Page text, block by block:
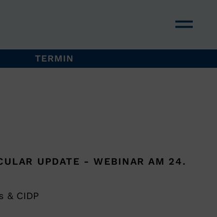
TERMIN
UPDATE - WEBINAR AM 24.
& CIDP